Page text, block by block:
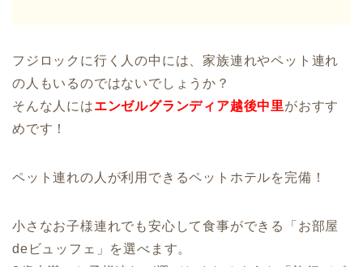
フジロックに行く人の中には、家族連れやペット連れ
の人もいるのではないでしょうか？
そんな人にはエンゼルグランディア越後中里がおすす
めです！
ペット連れの人が利用できるペットホテルを完備！
小さなお子様連れでも安心して食事ができる「お部屋
deビュッフェ」を選べます。